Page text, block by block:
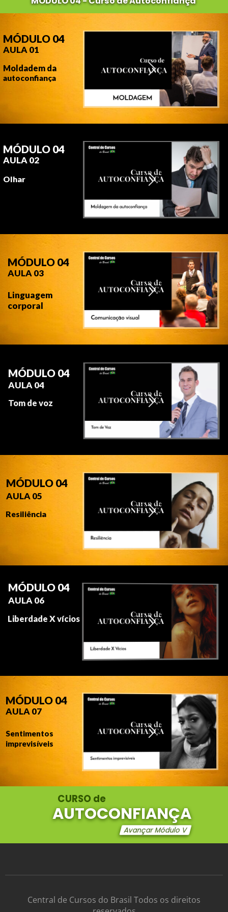
Moldadem da
autoconfiança
AULA 01
MÓDULO 04
Olhar
AULA 02
MÓDULO 04
AULA 03
MÓDULO 04
Linguagem
corporal
Tom de voz
AULA 04
MÓDULO 04
Resiliência
AULA 05
MÓDULO 04
Liberdade X vícios
AULA 06
MÓDULO 04
Sentimentos
imprevisíveis
AULA 07
MÓDULO 04
Avançar Módulo V
CURSO de
AUTOCONFIANÇA
Central de Cursos do Brasil Todos os direitos